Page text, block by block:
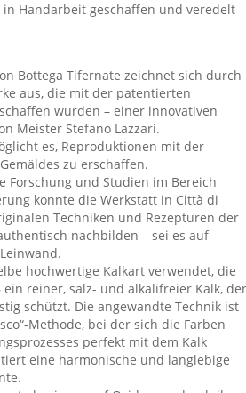
Handarbeit geschaffen und veredelt
Bottega Tifernate zeichnet sich durch
aus, die mit der patentierten
wurden – einer innovativen
Meister Stefano Lazzari.
es, Reproduktionen mit der
zu erschaffen.
Forschung und Studien im Bereich
konnte die Werkstatt in Città di
Techniken und Rezepturen der
nachbilden – sei es auf
hochwertige Kalkart verwendet, die
reiner, salz- und alkalifreier Kalk, der
schützt. Die angewandte Technik ist
Methode, bei der sich die Farben
perfekt mit dem Kalk
eine harmonische und langlebige